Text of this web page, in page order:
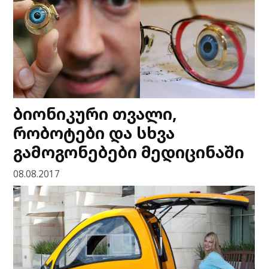
ბიონიკური თვალი,
რობოტები და სხვა
გამოგონებები მედიცინაში
08.08.2017